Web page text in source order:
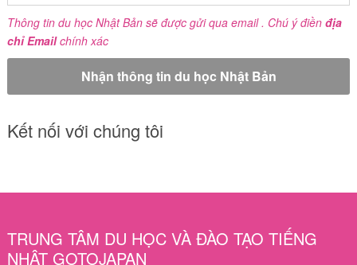
Thông tin du học Nhật Bản sẽ được gửi qua email . Chú ý điền địa
chỉ Emailchính xác
Kết nối với chúng tôi
TRUNG TÂM DU HỌC VÀ ĐÀO TẠO TIẾNG
NHẬT GOTOJAPAN